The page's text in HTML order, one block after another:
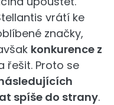
vrátí ke
značky,
konkurence z
řešit. Proto se
spíše do strany.